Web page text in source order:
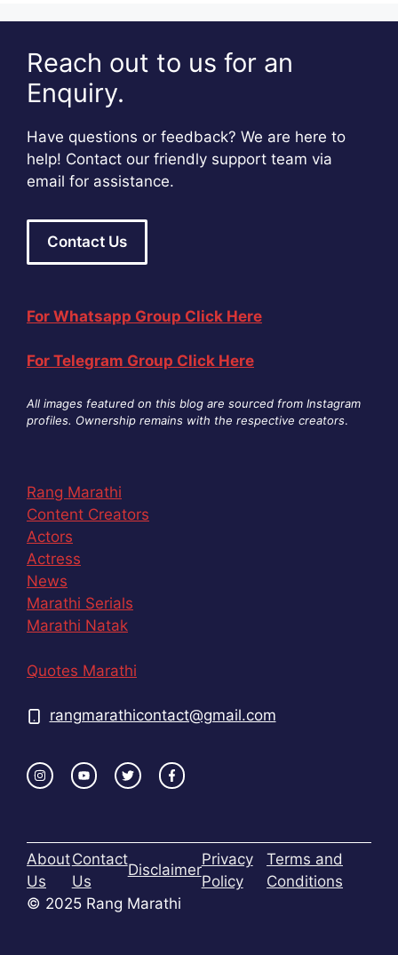
Reach out to us for an
Enquiry.
Have questions or feedback? We are here to
help! Contact our friendly support team via
email for assistance.
Contact Us
For Whatsapp Group Click Here
For Telegram Group Click Here
All images featured on this blog are sourced from Instagram
profiles. Ownership remains with the respective creators.
Rang Marathi
Content Creators
Actors
Actress
News
Marathi Serials
Marathi Natak
Quotes Marathi
rangmarathicontact@gmail.com
About
Us
Contact
Us
Disclaimer
Privacy
Policy
Terms and
Conditions
© 2025 Rang Marathi